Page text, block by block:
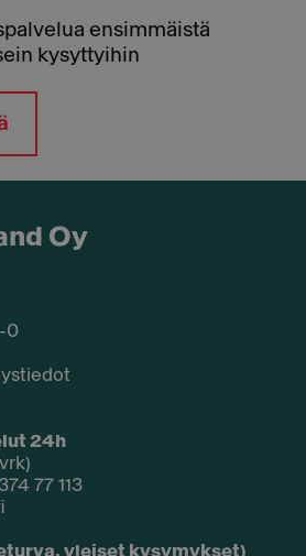
ensimmäistä
kysyttyihin
Oy
0​
24h
77 113
yleiset kysymykset)